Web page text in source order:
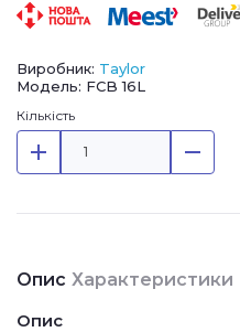
Виробник: Taylor
Модель: FCB 16L
Кількість
Опис Характеристики
Опис